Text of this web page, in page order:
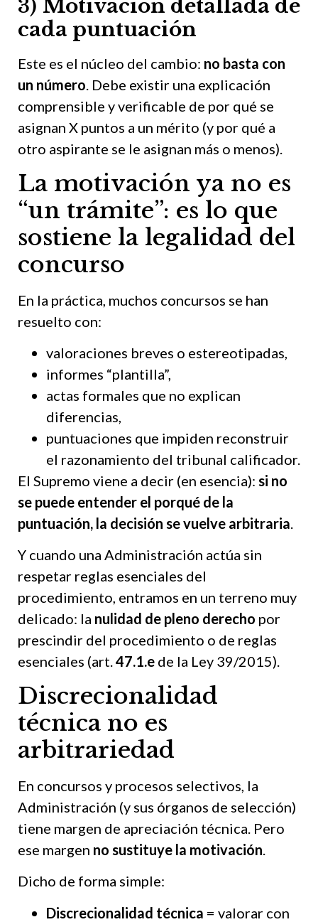
3) Motivación detallada de
cada puntuación
Este es el núcleo del cambio: no basta con
un número. Debe existir una explicación
comprensible y verificable de por qué se
asignan X puntos a un mérito (y por qué a
otro aspirante se le asignan más o menos).
La motivación ya no es
“un trámite”: es lo que
sostiene la legalidad del
concurso
En la práctica, muchos concursos se han
resuelto con:
valoraciones breves o estereotipadas,
informes “plantilla”,
actas formales que no explican
diferencias,
puntuaciones que impiden reconstruir
el razonamiento del tribunal calificador.
El Supremo viene a decir (en esencia): si no
se puede entender el porqué de la
puntuación, la decisión se vuelve arbitraria.
Y cuando una Administración actúa sin
respetar reglas esenciales del
procedimiento, entramos en un terreno muy
delicado: la nulidad de pleno derecho por
prescindir del procedimiento o de reglas
esenciales (art.47.1.e de la Ley 39/2015).
Discrecionalidad
técnica no es
arbitrariedad
En concursos y procesos selectivos, la
Administración (y sus órganos de selección)
tiene margen de apreciación técnica. Pero
ese margen no sustituye la motivación
Dicho de forma simple:
Discrecionalidad técnica = valorar con